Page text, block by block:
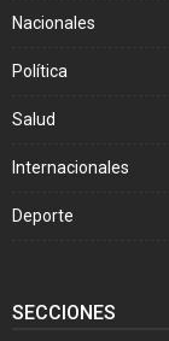
Nacionales
Política
Salud
Internacionales
Deporte
SECCIONES